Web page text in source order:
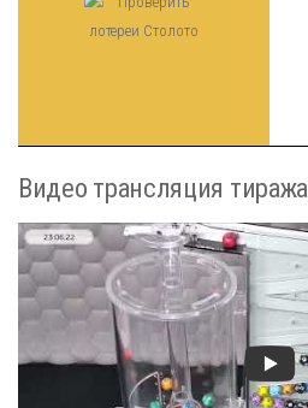
Видео трансляция тиража